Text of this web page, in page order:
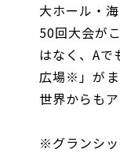
大ホール・
50回大会が
はなく、A
広場※」がま
世界からも
※グランシ